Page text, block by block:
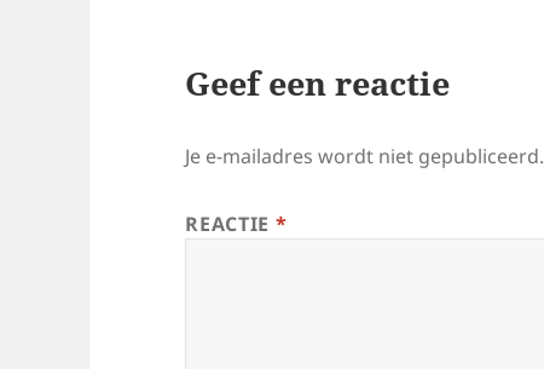
Geef een reactie
Je e-mailadres wordt niet gepubliceerd.
REACTIE *